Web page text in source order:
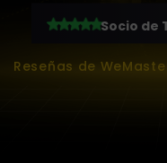
Socio de
Reseñas de